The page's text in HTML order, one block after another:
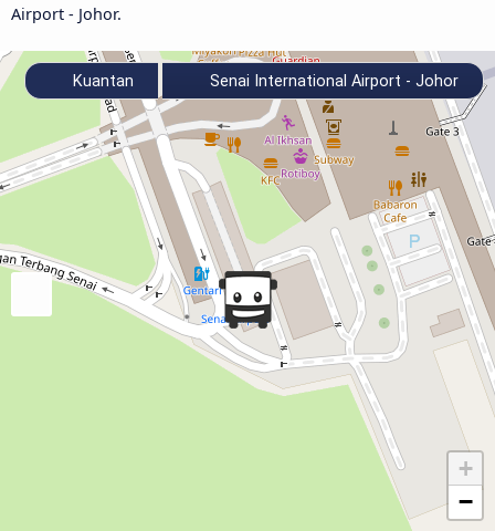
Airport - Johor.
+
−
Kuantan Senai International Airport - Johor